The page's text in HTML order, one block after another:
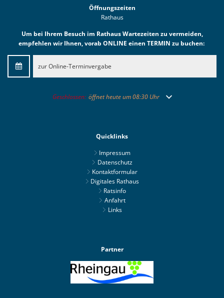
Öffnungszeiten
Rathaus
Um bei Ihrem Besuch im Rathaus Wartezeiten zu vermeiden,
empfehlen wir Ihnen, vorab ONLINE einen TERMIN zu buchen:
zur Online-Terminvergabe
Klicken, um weitere Öffnungs- oder Schließzeiten
Geschlossen: öffnet heute um 08:30 Uhr
Quicklinks
Impressum
Datenschutz
Kontaktformular
Digitales Rathaus
Ratsinfo
Anfahrt
Links
Partner